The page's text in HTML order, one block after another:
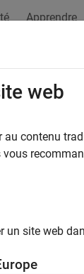
Apprendre
slmetric
web
au contenu
vous
un site web